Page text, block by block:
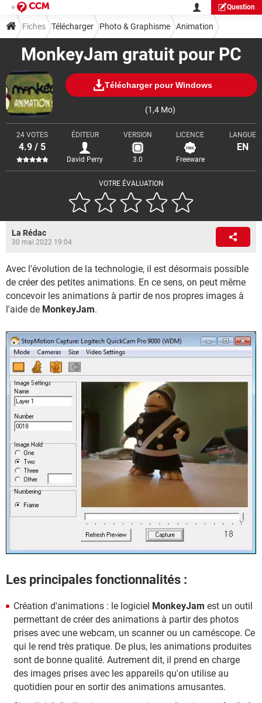
Question
MonkeyJam gratuit pour PC
Télécharger pour Windows
(1,4 Mo)
VOTRE ÉVALUATION
24 VOTES
4.9 / 5
ÉDITEUR
David Perry
VERSION
3.0
LICENCE
Freeware
LANGUE
EN
Fiches Télécharger Photo & Graphisme Animation
La Rédac
30 mai 2022 19:04
Avec l'évolution de la technologie, il est désormais possible
de créer des petites animations. En ce sens, on peut même
concevoir les animations à partir de nos propres images à
l'aide de MonkeyJam.
Les principales fonctionnalités :
Création d'animations : le logiciel MonkeyJam est un outil
permettant de créer des animations à partir des photos
prises avec une webcam, un scanner ou un caméscope. Ce
qui le rend très pratique. De plus, les animations produites
sont de bonne qualité. Autrement dit, il prend en charge
des images prises avec les appareils qu'on utilise au
quotidien pour en sortir des animations amusantes.